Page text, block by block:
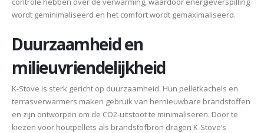
wordt geminimaliseerd en het comfort wordt gemaximaliseerd.
Duurzaamheid en
milieuvriendelijkheid
K-Stove is sterk gericht op duurzaamheid. Hun pelletkachels en
terrasverwarmers maken gebruik van hernieuwbare brandstoffen
en zijn ontworpen om de CO2-uitstoot te minimaliseren. Door te
kiezen voor houtpellets als brandstofbron dragen K-Stove’s